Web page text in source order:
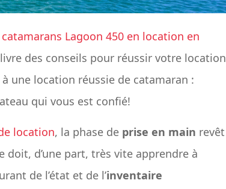
catamarans Lagoon 450 en location en
des conseils pour réussir votre location
une location réussie de catamaran :
qui vous est confié!
location,​ la phase de ​ prise en main​ revêt
d’une part, très vite apprendre à
de l’état et de ​l’inventaire​